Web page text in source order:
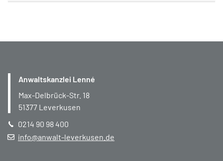
Anwaltskanzlei Lenné
Max-Delbrück-Str. 18
51377 Leverkusen
0214 90 98 400
info@anwalt-leverkusen.de